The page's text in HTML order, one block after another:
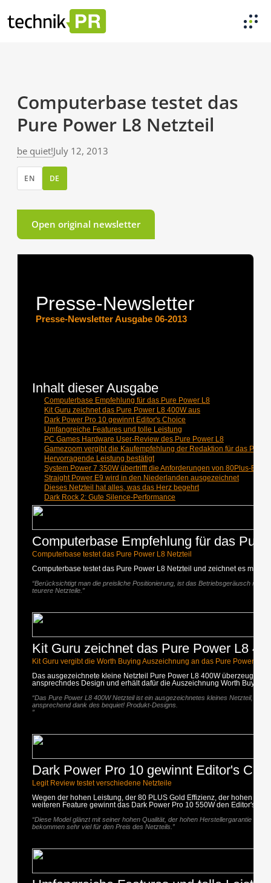
Computerbase testet das
Pure Power L8 Netzteil
be quiet!July 12, 2013
EN DE
Open original newsletter